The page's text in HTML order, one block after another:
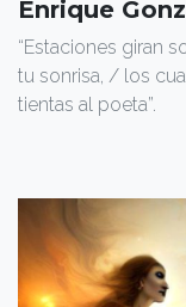
Enrique
“Estaciones giran
tu sonrisa, / los
tientas al poeta”.